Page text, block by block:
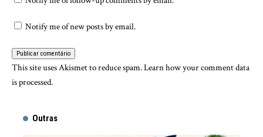
Notify me of new posts by email.
This site uses Akismet to reduce spam.Learn how your comment data
is processed.
Outras